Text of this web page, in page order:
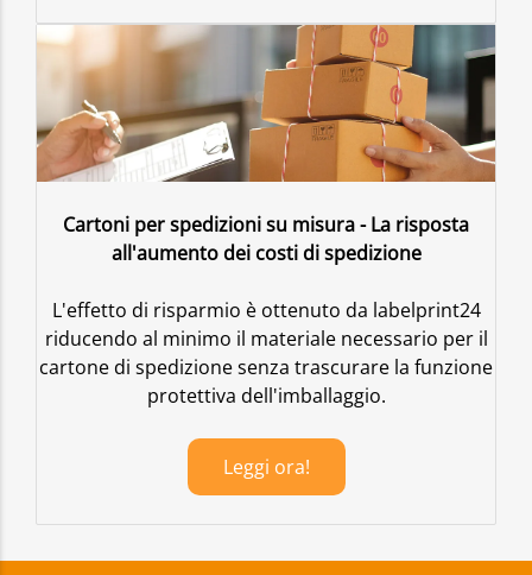
Cartoni per spedizioni su misura - La risposta
all'aumento dei costi di spedizione
L'effetto di risparmio è ottenuto da labelprint24
riducendo al minimo il materiale necessario per il
cartone di spedizione senza trascurare la funzione
protettiva dell'imballaggio.
Leggi ora!